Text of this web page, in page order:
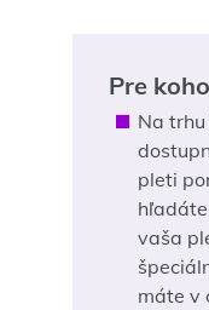
Pre
Na
pleti
vaša
máte v